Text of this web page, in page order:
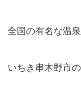
全国の有名な温
いちき串木野市